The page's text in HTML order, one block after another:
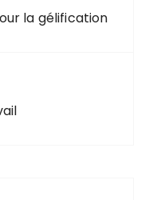
la gélification